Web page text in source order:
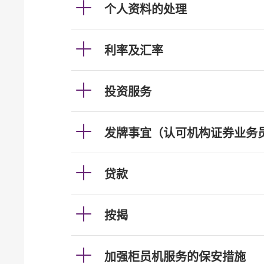
个人资料的处理
利率及汇率
投资服务
发牌事宜（认可机构证券业务
贷款
按揭
加强柜员机服务的保安措施